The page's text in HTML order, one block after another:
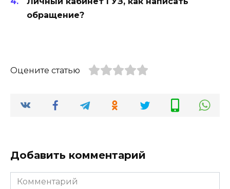
обращение?
Оцените статью
Добавить комментарий
Комментарий